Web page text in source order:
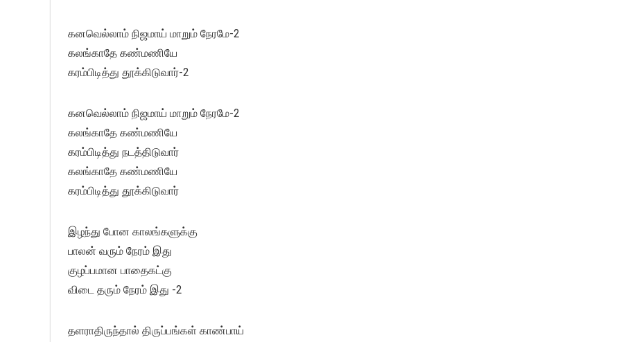
கனவெல்லாம் நிஜமாய் மாறும் நேரமே-2
கலங்காதே கண்மணியே
கரம்பிடித்து தூக்கிடுவார்-2
கனவெல்லாம் நிஜமாய் மாறும் நேரமே-2
கலங்காதே கண்மணியே
கரம்பிடித்து நடத்திடுவார்
கலங்காதே கண்மணியே
கரம்பிடித்து தூக்கிடுவார்
இழந்து போன காலங்களுக்கு
பாலன் வரும் நேரம் இது
குழப்பமான பாதைகட்கு
விடை தரும் நேரம் இது -2
தளராதிருந்தால் திருப்பங்கள் காண்பாய்